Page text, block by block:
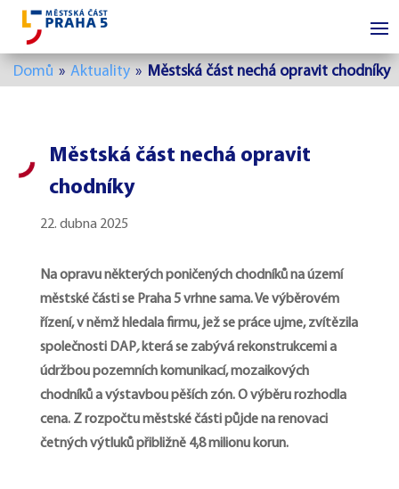
Domů » Aktuality » Městská část nechá opravit chodníky
Městská část nechá opravit
chodníky
22. dubna 2025
Na opravu některých poničených chodníků na území
městské části se Praha 5 vrhne sama. Ve výběrovém
řízení, v němž hledala firmu, jež se práce ujme, zvítězila
společnosti DAP, která se zabývá rekonstrukcemi a
údržbou pozemních komunikací, mozaikových
chodníků a výstavbou pěších zón. O výběru rozhodla
cena. Z rozpočtu městské části půjde na renovaci
četných výtluků přibližně 4,8 milionu korun.